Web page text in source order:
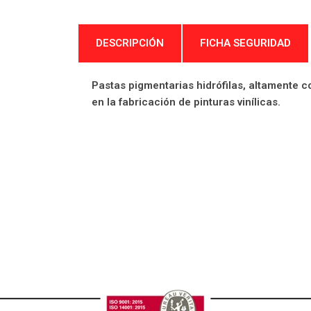
DESCRIPCIÓN FICHA SEGURIDAD
Pastas pigmentarias hidrófilas, altamente
en la fabricación de pinturas vinílicas.